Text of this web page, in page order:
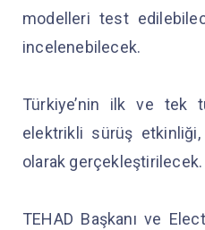
modelleri test
incelenebilecek.
Türkiye’nin ilk ve tek
elektrikli sürüş
olarak gerçekleştirilecek.
TEHAD Başkanı ve